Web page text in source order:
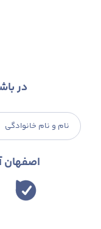
در
نام و نام خانوادگی
اصفهان